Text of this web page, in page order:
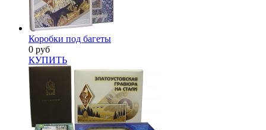
Коробки под багеты
0 руб
КУПИТЬ